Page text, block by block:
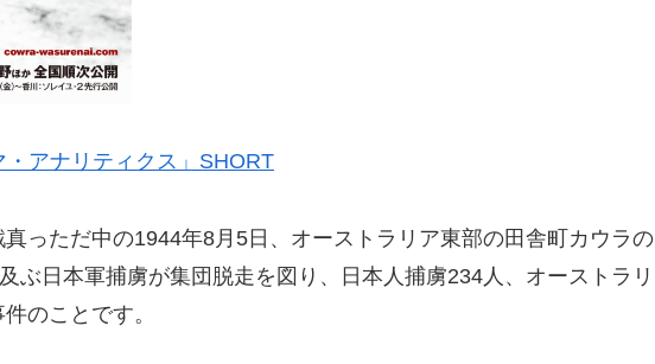
アナリティクス」SHORT
っただ中の1944年8月5日、オーストラリア東部の田舎町カウラの
ぶ日本軍捕虜が集団脱走を図り、日本人捕虜234人、オーストラリ
のことです。